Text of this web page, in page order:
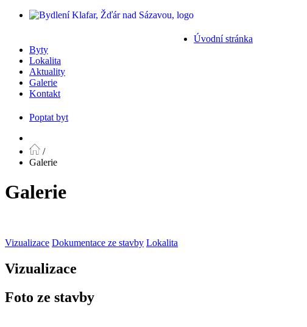
Úvodní stránka
Byty
Lokalita
Aktuality
Galerie
Kontakt
Poptat byt
/
Galerie
Galerie
Vizualizace Dokumentace ze stavby Lokalita
Vizualizace
Foto ze stavby